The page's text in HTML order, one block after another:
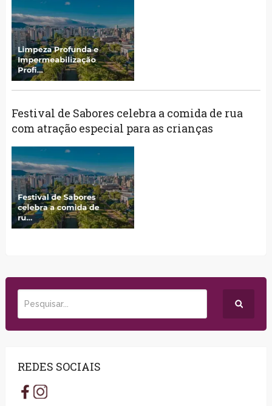
Festival de Sabores celebra a comida de rua
com atração especial para as crianças
REDES SOCIAIS